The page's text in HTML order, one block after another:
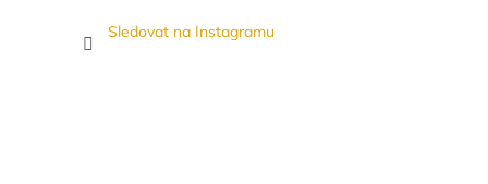
Sledovat na Instagramu